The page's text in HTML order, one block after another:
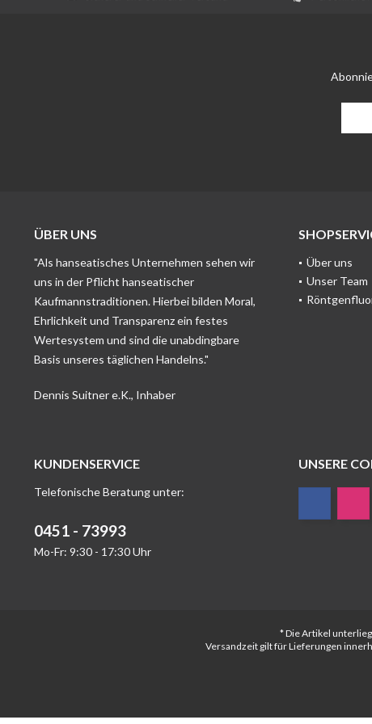
ÜBER UNS
"Als hanseatisches Unternehmen sehen wir
uns in der Pflicht hanseatischer
Kaufmannstraditionen. Hierbei bilden Moral,
Ehrlichkeit und Transparenz ein festes
Wertesystem und sind die unabdingbare
Basis unseres täglichen Handelns."
Dennis Suitner e.K., Inhaber
Über uns
Unser Team
KUNDENSERVICE
Telefonische Beratung unter:
0451 - 73993
Mo-Fr: 9:30 - 17:30 Uhr
UNSERE
* Die Artikel
Versandzeit gilt für Lieferungen